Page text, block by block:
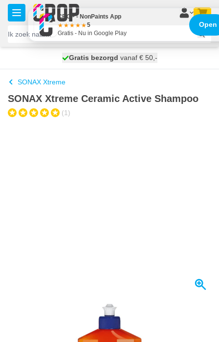
Ga naar de inhoud
maandag bezorgd
Gratis bezorgd vanaf € 50,-
100 dagen
SONAX Xtreme
SONAX Xtreme Ceramic Active Shampoo
(1)
incl. BTW
CROP - NonPaints App
5
Gratis - Nu in Google Play
Open